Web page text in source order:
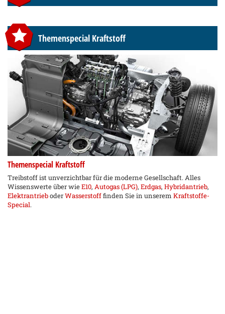
Themenspecial Kraftstoff
Themenspecial Kraftstoff
Treibstoff ist unverzichtbar für die moderne Gesellschaft. Alles
Wissenswerte über wieE10, Autogas (LPG), Erdgas, Hybridantrieb,
ElektrantrieboderWasserstofffinden Sie in unserem Kraftstoffe-
Special.